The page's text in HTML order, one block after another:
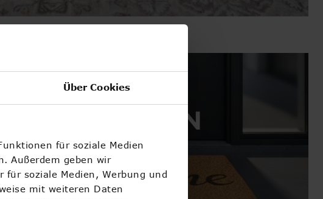
Über Cookies
für soziale Medien
Außerdem geben wir
soziale Medien, Werbung und
mit weiteren Daten